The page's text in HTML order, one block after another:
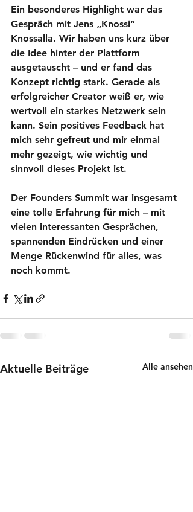
Ein besonderes Highlight war das
Gespräch mit Jens „Knossi“
Knossalla. Wir haben uns kurz über
die Idee hinter der Plattform
ausgetauscht – und er fand das
Konzept richtig stark. Gerade als
erfolgreicher Creator weiß er, wie
wertvoll ein starkes Netzwerk sein
kann. Sein positives Feedback hat
mich sehr gefreut und mir einmal
mehr gezeigt, wie wichtig und
sinnvoll dieses Projekt ist.
Der Founders Summit war insgesamt
eine tolle Erfahrung für mich – mit
vielen interessanten Gesprächen,
spannenden Eindrücken und einer
Menge Rückenwind für alles, was
noch kommt.
Aktuelle Beiträge Alle ansehen